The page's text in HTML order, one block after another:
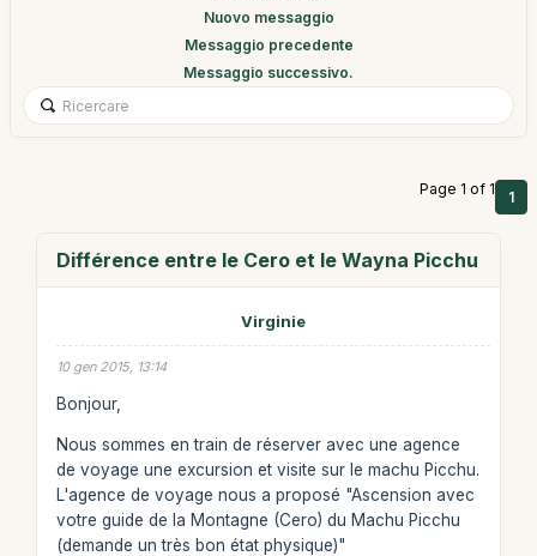
Nuovo messaggio
Messaggio precedente
Messaggio successivo.
Page 1 of 1 1
Différence entre le Cero et le Wayna Picchu
Virginie
10 gen 2015, 13:14
Bonjour,
Nous sommes en train de réserver avec une agence
de voyage une excursion et visite sur le machu Picchu.
L'agence de voyage nous a proposé "Ascension avec
votre guide de la Montagne (Cero) du Machu Picchu
(demande un très bon état physique)"